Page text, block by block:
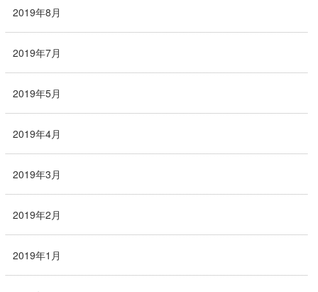
2019年8月
2019年7月
2019年5月
2019年4月
2019年3月
2019年2月
2019年1月